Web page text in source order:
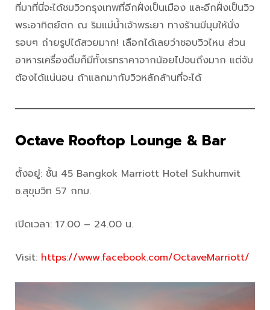
ที่มาที่นี่จะได้ชมวิวกรุงเทพที่อีกฝั่งเป็นเมือง และอีกฝั่งเป็นวิว
พระอาทิตย์ตก ณ ริมแม่น้ำเจ้าพระยา ทางร้านมีมุมให้นั่ง
รอบๆ ถ่ายรูปได้สวยมาก! เลือกได้เลยว่าชอบวิวไหน ส่วน
อาหารเครื่องดื่มก็มีทั้งเรทราคาจากน้อยไปจนถึงมาก แต่จับ
ต้องได้แน่นอน ถ้าแลกมากับวิวหลักล้านที่จะได้
Octave Rooftop Lounge & Bar
ตั้งอยู่: ชั้น 45 Bangkok Marriott Hotel Sukhumvit
ซ.สุขุมวิท 57 กทม.
เปิดเวลา: 17.00 – 24.00 น.
Visit: https://www.facebook.com/OctaveMarriott/